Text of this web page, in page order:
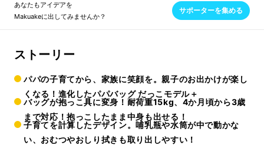
あなたもアイデアを
Makuakeに出してみませんか？
サポーターを集める
ストーリー
パパの子育てから、家族に笑顔を。親子のお出かけが楽し
くなる！進化したパパバッグ だっこモデル＋
バッグが抱っこ具に変身！耐荷重15kg、4か月頃から3歳
まで対応！抱っこしたまま中身も出せる！
子育てを計算したデザイン。哺乳瓶や水筒が中で動かな
い、おむつやおしり拭きも取り出しやすい！